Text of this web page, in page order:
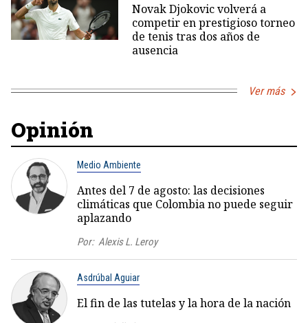
Novak Djokovic volverá a
competir en prestigioso torneo
de tenis tras dos años de
ausencia
Ver más
Opinión
Medio Ambiente
Antes del 7 de agosto: las decisiones
climáticas que Colombia no puede seguir
aplazando
Por: Alexis L. Leroy
Asdrúbal Aguiar
El fin de las tutelas y la hora de la nación